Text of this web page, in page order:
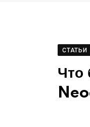
СТАТЬИ
Что